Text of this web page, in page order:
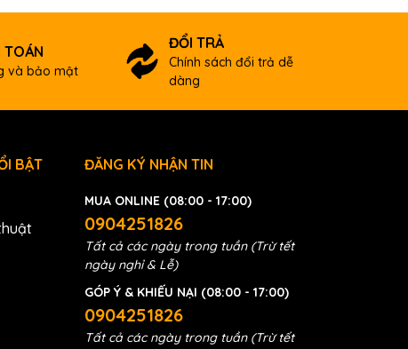
TOÁN
và bảo mật
ĐỔI TRẢ
Chính sách đổi trả dễ
dàng
BẬT ĐĂNG KÝ NHẬN TIN
MUA ONLINE (08:00 - 17:00)
0904251826
Tất cả các ngày trong tuần (Trừ tết
ngày nghỉ & Lễ)
GÓP Ý & KHIẾU NẠI (08:00 - 17:00)
0904251826
Tất cả các ngày trong tuần (Trừ tết